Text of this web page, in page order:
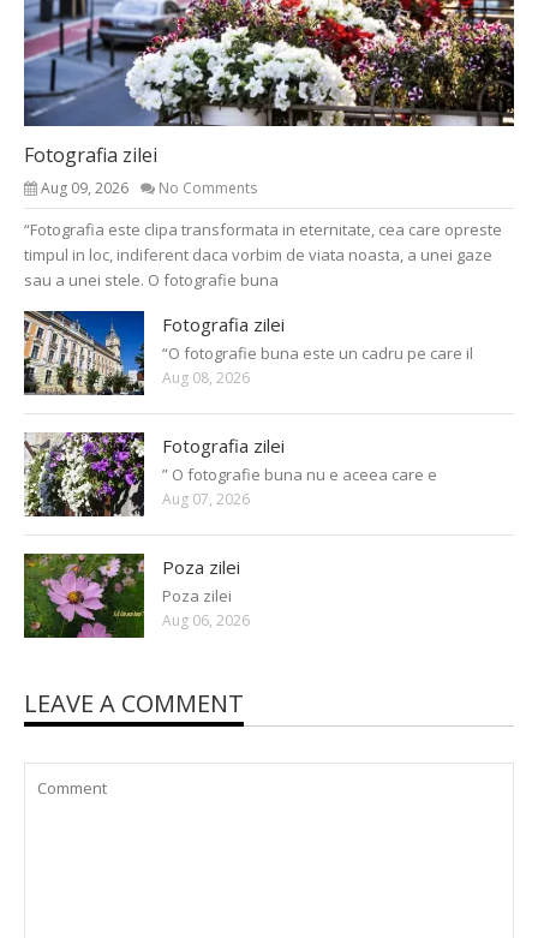
Fotografia zilei
Aug 09, 2026 No Comments
“Fotografia este clipa transformata in eternitate, cea care opreste
timpul in loc, indiferent daca vorbim de viata noasta, a unei gaze
sau a unei stele. O fotografie buna
Fotografia zilei
“O fotografie buna este un cadru pe care il
Aug 08, 2026
Fotografia zilei
” O fotografie buna nu e aceea care e
Aug 07, 2026
Poza zilei
Poza zilei
Aug 06, 2026
LEAVE A COMMENT